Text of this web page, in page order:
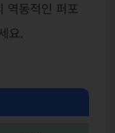
역동적인 퍼포
요.